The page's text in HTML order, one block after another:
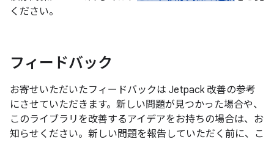
ください。
フィードバック
お寄せいただいたフィードバックは Jetpack 改善の参考
にさせていただきます。新しい問題が見つかった場合や、
このライブラリを改善するアイデアをお持ちの場合は、お
知らせください。新しい問題を報告していただく前に、こ